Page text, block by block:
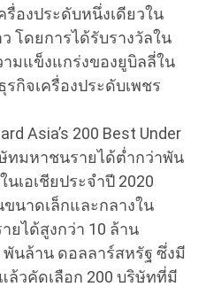
รื่องประดับหนึ่งเดียวใน
โดยการได้รับรางวัลใน
มแข็งแกร่งของยูบิลลี่ใน
กิจเครื่องประดับเพชร
Asia’s 200 Best Under
ษัทมหาชนรายได้ต่ำกว่าพัน
เอเชียประจำปี 2020
นาดเล็กและกลางใน
ยได้สูงกว่า 10 ล้าน
นล้าน ดอลลาร์สหรัฐ ซึ่งมี
ล้วคัดเลือก 200 บริษัทที่มี